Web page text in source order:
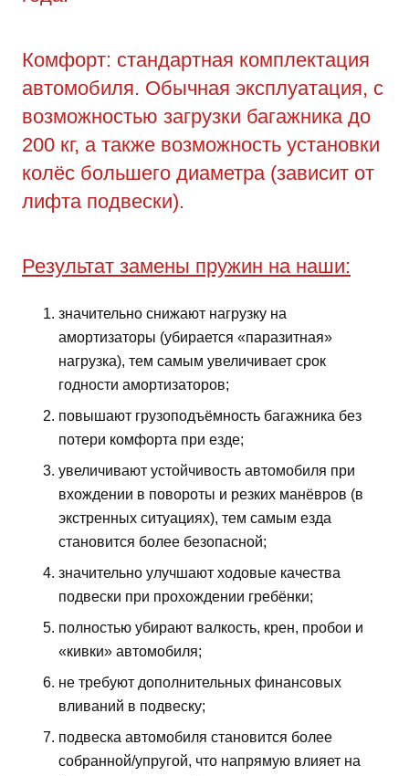
Комфорт: стандартная комплектация
автомобиля. Обычная эксплуатация, с
возможностью загрузки багажника до
200 кг, а также возможность установки
колёс большего диаметра (зависит от
лифта подвески).
Результат замены пружин на наши:
значительно снижают нагрузку на
амортизаторы (убирается «паразитная»
нагрузка), тем самым увеличивает срок
годности амортизаторов;
повышают грузоподъёмность багажника без
потери комфорта при езде;
увеличивают устойчивость автомобиля при
вхождении в повороты и резких манёвров (в
экстренных ситуациях), тем самым езда
становится более безопасной;
значительно улучшают ходовые качества
подвески при прохождении гребёнки;
полностью убирают валкость, крен, пробои и
«кивки» автомобиля;
не требуют дополнительных финансовых
вливаний в подвеску;
подвеска автомобиля становится более
собранной/упругой, что напрямую влияет на